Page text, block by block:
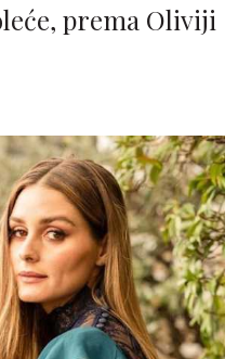
prema Oliviji